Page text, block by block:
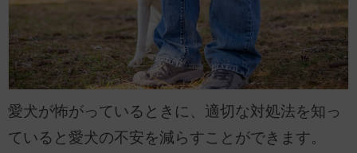
愛犬が怖がっているときに、適切な対処法を知っ
ていると愛犬の不安を減らすことができます。